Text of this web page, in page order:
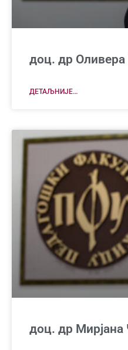
доц. др
ДЕТАЉНИЈЕ…
доц. др Мирјана